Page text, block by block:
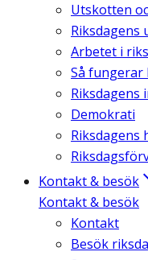
Utskotten
Riksdagens
Arbetet i
Så fungerar
Riksdagens
Demokrati
Riksdagens
Kontakt & besök
Kontakt & besök
Kontakt
Besök